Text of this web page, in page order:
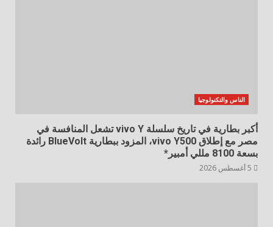
الناس والتكنولوجيا
أكبر بطارية في تاريخ سلسلة vivo Y تشعل المنافسة في
مصر مع إطلاق vivo Y500، المزود ببطارية BlueVolt رائدة
بسعة 8100 مللي أمبير*